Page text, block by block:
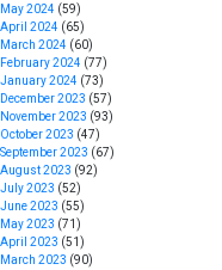
May 2024 (59)
April 2024 (65)
March 2024 (60)
February 2024 (77)
January 2024 (73)
December 2023 (57)
November 2023 (93)
October 2023 (47)
September 2023 (67)
August 2023 (92)
July 2023 (52)
June 2023 (55)
May 2023 (71)
April 2023 (51)
March 2023 (90)